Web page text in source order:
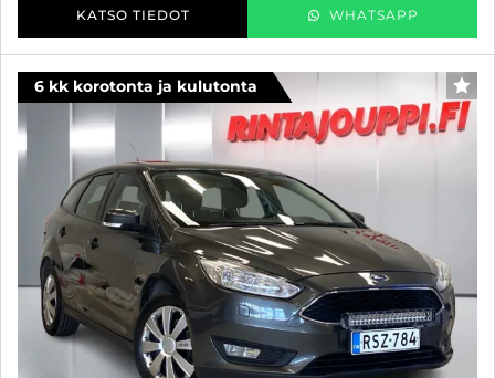
KATSO TIEDOT WHATSAPP
6 kk korotonta ja kulutonta